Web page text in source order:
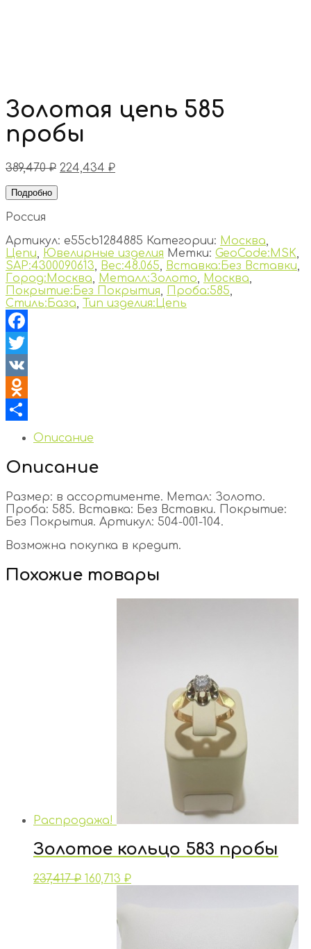
Золотая цепь 585
пробы
389,470₽ 224,434 ₽
Подробно
Россия
Артикул: e55cb1284885 Категории: Москва,
Цепи, Ювелирные изделия Метки: GeoCode:MSK,
SAP:4300090613, Вес:48.065, Вставка:Без Вставки,
Город:Москва, Металл:Золото, Москва,
Покрытие:Без Покрытия, Проба:585,
Стиль:База, Тип изделия:Цепь
Facebook
Twitter
VK
Odnoklassniki
Отправить
Описание
Описание
Размер: в ассортименте. Метал: Золото.
Проба: 585. Вставка: Без Вставки. Покрытие:
Без Покрытия. Артикул: 504-001-104.
Возможна покупка в кредит.
Похожие товары
Распродажа!
Золотое кольцо 583 пробы
237,417₽ 160,713 ₽